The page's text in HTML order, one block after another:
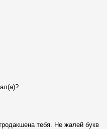
тебя. Не жалей букв